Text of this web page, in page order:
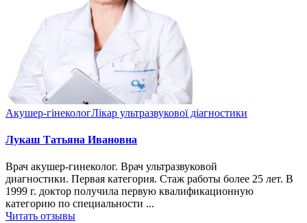
Акушер-гінекологЛікар ультразвукової діагностики
Лукаш Татьяна Ивановна
Врач акушер-гинеколог. Врач ультразвуковой
диагностики. Первая категория. Стаж работы более 25 лет. В
1999 г. доктор получила первую квалификационную
категорию по специальности ...
Читать отзывы